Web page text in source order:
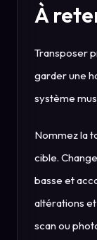
À
Transposer
garder une
système
Nommez la
cible.
basse et
altérations
scan ou